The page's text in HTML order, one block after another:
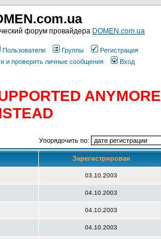
форум провайдера DOMEN.com.ua
Пользователи Группы
Регистрация
и проверить личные сообщения Вход
ANYMORE
Упорядочить по:
Зарегистрирован
03.10.2003
04.10.2003
04.10.2003
04.10.2003